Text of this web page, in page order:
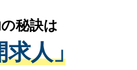
扱いについての厳密な
事業者のみに付与され
ークを取得済みです。
医療機関の状況や紹介
、適切なアドバイスを
。すぐにご転職をされ
なサポートが可能です
秘訣は
求人」